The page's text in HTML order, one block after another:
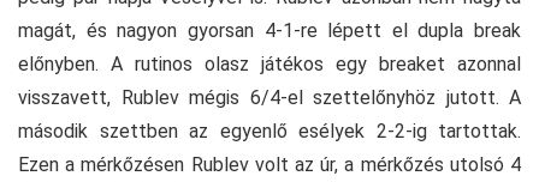
magát, és nagyon gyorsan 4-1-re lépett el dupla break
előnyben. A rutinos olasz játékos egy breaket azonnal
visszavett, Rublev mégis 6/4-el szettelőnyhöz jutott. A
második szettben az egyenlő esélyek 2-2-ig tartottak.
Ezen a mérkőzésen Rublev volt az úr, a mérkőzés utolsó 4